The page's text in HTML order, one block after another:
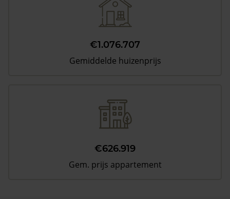
€1.076.707
Gemiddelde huizenprijs
€626.919
Gem. prijs appartement